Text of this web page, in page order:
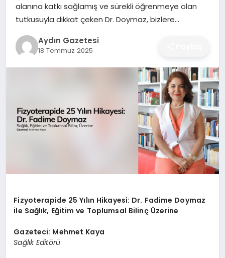
DÜNYA
alanına katkı sağlamış ve sürekli öğrenmeye olan
tutkusuyla dikkat çeken Dr. Doymaz, bizlere…
Aydın Gazetesi
18 Temmuz 2025
Fizyoterapide 25 Yılın Hikayesi: Dr. Fadime Doymaz
ile Sağlık, Eğitim ve Toplumsal Bilinç Üzerine
Gazeteci: Mehmet Kaya
Sağlık Editörü